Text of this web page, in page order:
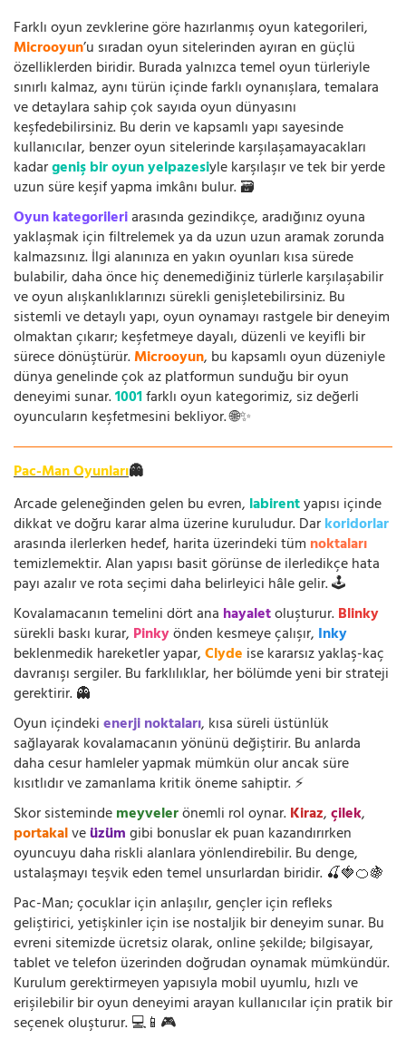
Farklı oyun zevklerine göre hazırlanmış oyun kategorileri,
Microoyun’u sıradan oyun sitelerinden ayıran en güçlü
özelliklerden biridir. Burada yalnızca temel oyun türleriyle
sınırlı kalmaz, aynı türün içinde farklı oynanışlara, temalara
ve detaylara sahip çok sayıda oyun dünyasını
keşfedebilirsiniz. Bu derin ve kapsamlı yapı sayesinde
kullanıcılar, benzer oyun sitelerinde karşılaşamayacakları
kadargeniş bir oyun yelpazesiyle karşılaşır ve tek bir yerde
uzun süre keşif yapma imkânı bulur. 🗃️
Oyun kategorileriarasında gezindikçe, aradığınız oyuna
yaklaşmak için filtrelemek ya da uzun uzun aramak zorunda
kalmazsınız. İlgi alanınıza en yakın oyunları kısa sürede
bulabilir, daha önce hiç denemediğiniz türlerle karşılaşabilir
ve oyun alışkanlıklarınızı sürekli genişletebilirsiniz. Bu
sistemli ve detaylı yapı, oyun oynamayı rastgele bir deneyim
olmaktan çıkarır; keşfetmeye dayalı, düzenli ve keyifli bir
sürece dönüştürür.Microoyun, bu kapsamlı oyun düzeniyle
dünya genelinde çok az platformun sunduğu bir oyun
deneyimi sunar.1001farklı oyun kategorimiz, siz değerli
oyuncuların keşfetmesini bekliyor. 🌐✨
Pac-Man Oyunları👻
Arcade geleneğinden gelen bu evren, labirentyapısı içinde
dikkat ve doğru karar alma üzerine kuruludur. Darkoridorlar
arasında ilerlerken hedef, harita üzerindeki tüm noktaları
temizlemektir. Alan yapısı basit görünse de ilerledikçe hata
payı azalır ve rota seçimi daha belirleyici hâle gelir. 🕹️
Kovalamacanın temelini dört ana hayaletoluşturur.Blinky
sürekli baskı kurar, Pinkyönden kesmeye çalışır, Inky
beklenmedik hareketler yapar,Clyde ise kararsız yaklaş-kaç
davranışı sergiler. Bu farklılıklar, her bölümde yeni bir strateji
gerektirir. 👻
Oyun içindekienerji noktaları, kısa süreli üstünlük
sağlayarak kovalamacanın yönünü değiştirir. Bu anlarda
daha cesur hamleler yapmak mümkün olur ancak süre
kısıtlıdır ve zamanlama kritik öneme sahiptir. ⚡
Skor sistemindemeyvelerönemli rol oynar.Kiraz,çilek,
portakalveüzümgibi bonuslar ek puan kazandırırken
oyuncuyu daha riskli alanlara yönlendirebilir. Bu denge,
ustalaşmayı teşvik eden temel unsurlardan biridir. 🍒🍓🍊🍇
Pac-Man; çocuklar için anlaşılır, gençler için refleks
geliştirici, yetişkinler için ise nostaljik bir deneyim sunar. Bu
evreni sitemizde ücretsiz olarak, online şekilde; bilgisayar,
tablet ve telefon üzerinden doğrudan oynamak mümkündür.
Kurulum gerektirmeyen yapısıyla mobil uyumlu, hızlı ve
erişilebilir bir oyun deneyimi arayan kullanıcılar için pratik bir
seçenek oluşturur. 💻📱🎮